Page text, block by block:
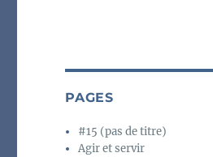
PAGES
#15 (pas de titre)
Agir et servir